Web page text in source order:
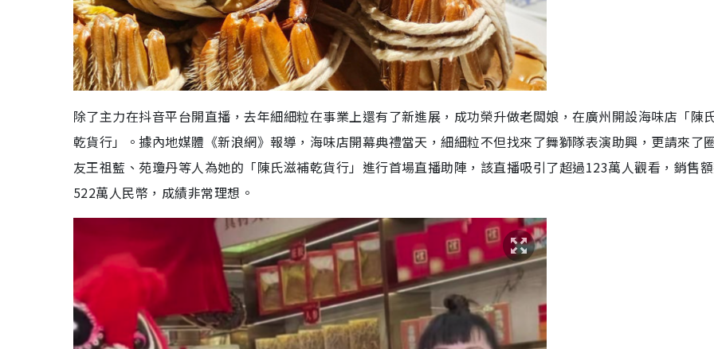
除了主力在抖音平台開直播，去年細細粒在事業上還有了新進展，成功榮升做老闆娘，在廣州開設海味店「陳
乾貨行」。據內地媒體《新浪網》報導，海味店開幕典禮當天，細細粒不但找來了舞獅隊表演助興，更請來了
友王祖藍、苑瓊丹等人為她的「陳氏滋補乾貨行」進行首場直播助陣，該直播吸引了超過123萬人觀看，銷售
522萬人民幣，成績非常理想。